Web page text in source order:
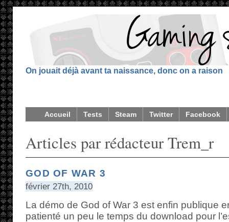
On jouait déjà avant ta naissance, donc on a raison
Accueil Tests Steam Twitter Facebook
Articles par rédacteur Trem_r
GOD OF WAR 3
février 27th, 2010
La démo de God of War 3 est enfin publique
patienté un peu le temps du download pour